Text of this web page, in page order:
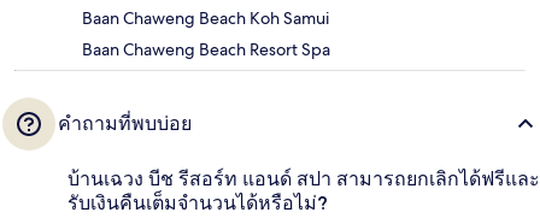
Baan Chaweng Beach Koh Samui
Baan Chaweng Beach Resort Spa
คำถามที่พบบ่อย
บ้านเฉวง บีช รีสอร์ท แอนด์ สปา สามารถยกเลิกได้ฟรีและ
รับเงินคืนเต็มจำนวนได้หรือไม่?